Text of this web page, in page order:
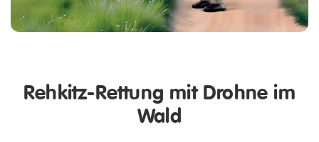
Rehkitz-Rettung mit Drohne im
Wald